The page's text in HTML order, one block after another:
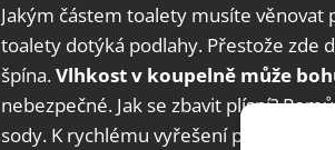
Jakým částem toalety musíte věnovat
toalety dotýká podlahy. Přestože zde
špína.Vlhkost v koupelně může
nebezpečné. Jak se zbavit plísní?
sody. K rychlému vyřešení problému